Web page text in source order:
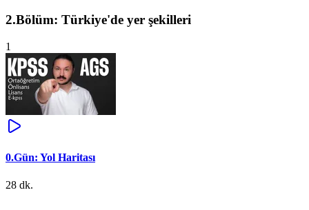
2.Bölüm: Türkiye'de yer şekilleri
1
0.Gün: Yol Haritası
28 dk.